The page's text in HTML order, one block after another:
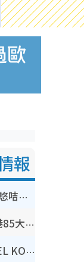
歐
報
長者優惠｜OK便利店推樂悠咭優惠！買麵包/牛奶/保健品拍卡即減
【8月生日優惠2026】全港85大食買玩著數攻略 自助餐/火鍋放題同行免費＋誠品/DONKI送現金券
開倉優惠｜銅鑼灣MICHAEL KORS開倉低至17折！直擊$500起買手袋/銀包/鞋款 必買經典Jet Set系列